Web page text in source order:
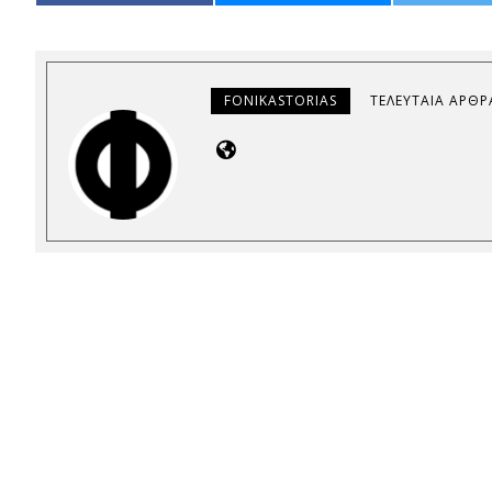
FONIKASTORIAS ΤΕΛΕΥΤΑΊΑ